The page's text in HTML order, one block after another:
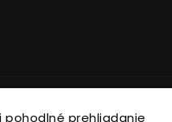
pohodlné prehliadanie
práva vyhradené.